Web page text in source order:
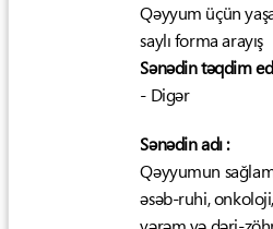
Qəyyum üçün
saylı forma arayış
Sənədin təqdim
- Digər
Sənədin adı :
Qəyyumun
əsəb-ruhi,